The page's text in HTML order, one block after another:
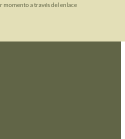
momento a través del enlace